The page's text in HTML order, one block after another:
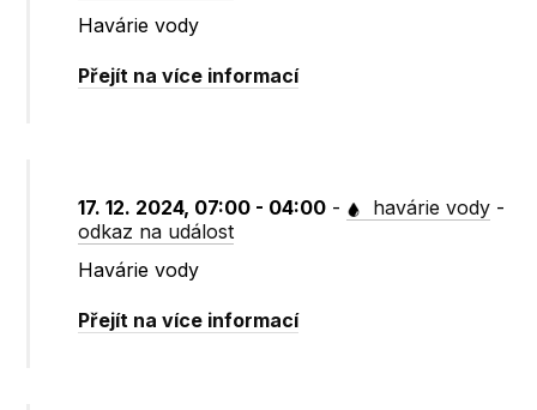
Havárie vody
Přejít na více informací
17. 12. 2024, 07:00 - 04:00 - havárie vody -
odkaz na událost
Havárie vody
Přejít na více informací